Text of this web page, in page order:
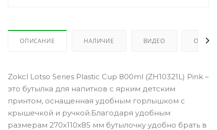
ОПИСАНИЕ НАЛИЧИЕ ВИДЕО
Zokcl Lotso Series Plastic Cup 800ml (ZH10321L) Pink –
это бутылка для напитков с ярким детским
принтом, оснащенная удобным горлышком с
крышечкой и ручкой.Благодаря удобным
размерам 270х110х85 мм бутылочку удобно брать в